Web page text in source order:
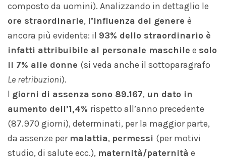
composto da uomini). Analizzando in dettaglio le
ore straordinarie, l’influenza del genere è
ancora più evidente: il 93% dello straordinario è
infatti attribuibile al personale maschile e solo
il 7% alle donne (si veda anche il sottoparagrafo
Le retribuzioni).
l giorni di assenza sono 89.167, un dato in
aumento dell’1,4% rispetto all’anno precedente
(87.970 giorni), determinati, per la maggior parte,
da assenze per malattia, permessi (per motivi
studio, di salute ecc.), maternità/paternità e